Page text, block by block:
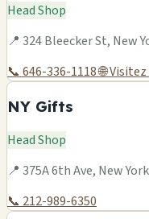
Head Shop
📍 324 Bleecker St, New
📞 646-336-1118🌐
NY Gifts
Head Shop
📍 375A 6th Ave, New York
📞 212-989-6350